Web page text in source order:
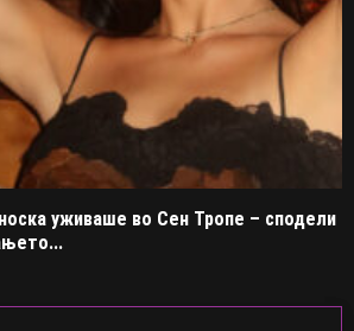
уживаше во Сен Тропе – сподели